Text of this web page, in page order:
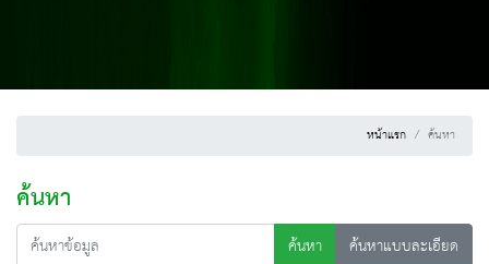
หน้าแรก ค้นหา
ค้นหา
ค้นหา
ค้นหาแบบละเอียด